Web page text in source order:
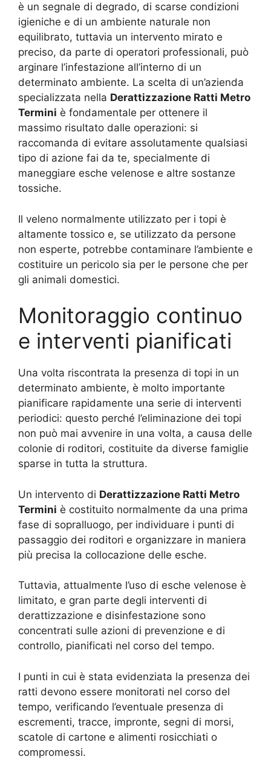
è un segnale di degrado, di scarse condizioni
igieniche e di un ambiente naturale non
equilibrato, tuttavia un intervento mirato e
preciso, da parte di operatori professionali, può
arginare l’infestazione all’interno di un
determinato ambiente. La scelta di un’azienda
specializzata nella Derattizzazione Ratti Metro
Termini è fondamentale per ottenere il
massimo risultato dalle operazioni: si
raccomanda di evitare assolutamente qualsiasi
tipo di azione fai da te, specialmente di
maneggiare esche velenose e altre sostanze
tossiche.
Il veleno normalmente utilizzato per i topi è
altamente tossico e, se utilizzato da persone
non esperte, potrebbe contaminare l’ambiente e
costituire un pericolo sia per le persone che per
gli animali domestici.
Monitoraggio continuo
e interventi pianificati
Una volta riscontrata la presenza di topi in un
determinato ambiente, è molto importante
pianificare rapidamente una serie di interventi
periodici: questo perché l’eliminazione dei topi
non può mai avvenire in una volta, a causa delle
colonie di roditori, costituite da diverse famiglie
sparse in tutta la struttura.
Un intervento di Derattizzazione Ratti Metro
Termini è costituito normalmente da una prima
fase di sopralluogo, per individuare i punti di
passaggio dei roditori e organizzare in maniera
più precisa la collocazione delle esche.
Tuttavia, attualmente l’uso di esche velenose è
limitato, e gran parte degli interventi di
derattizzazione e disinfestazione sono
concentrati sulle azioni di prevenzione e di
controllo, pianificati nel corso del tempo.
I punti in cui è stata evidenziata la presenza dei
ratti devono essere monitorati nel corso del
tempo, verificando l’eventuale presenza di
escrementi, tracce, impronte, segni di morsi,
scatole di cartone e alimenti rosicchiati o
compromessi.